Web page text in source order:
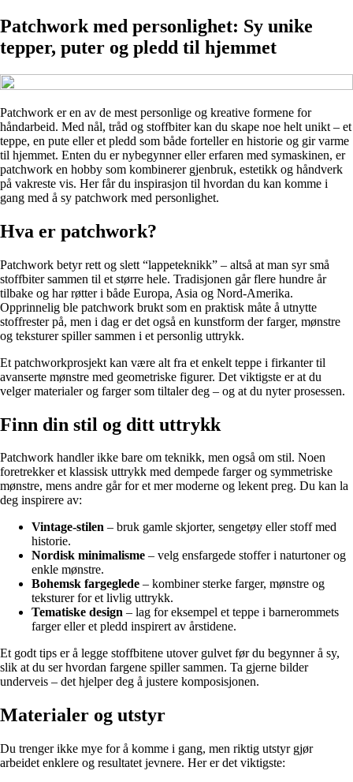
Patchwork med personlighet: Sy unike
tepper, puter og pledd til hjemmet
Patchwork er en av de mest personlige og kreative formene for
håndarbeid. Med nål, tråd og stoffbiter kan du skape noe helt unikt – et
teppe, en pute eller et pledd som både forteller en historie og gir varme
til hjemmet. Enten du er nybegynner eller erfaren med symaskinen, er
patchwork en hobby som kombinerer gjenbruk, estetikk og håndverk
på vakreste vis. Her får du inspirasjon til hvordan du kan komme i
gang med å sy patchwork med personlighet.
Hva er patchwork?
Patchwork betyr rett og slett “lappeteknikk” – altså at man syr små
stoffbiter sammen til et større hele. Tradisjonen går flere hundre år
tilbake og har røtter i både Europa, Asia og Nord-Amerika.
Opprinnelig ble patchwork brukt som en praktisk måte å utnytte
stoffrester på, men i dag er det også en kunstform der farger, mønstre
og teksturer spiller sammen i et personlig uttrykk.
Et patchworkprosjekt kan være alt fra et enkelt teppe i firkanter til
avanserte mønstre med geometriske figurer. Det viktigste er at du
velger materialer og farger som tiltaler deg – og at du nyter prosessen.
Finn din stil og ditt uttrykk
Patchwork handler ikke bare om teknikk, men også om stil. Noen
foretrekker et klassisk uttrykk med dempede farger og symmetriske
mønstre, mens andre går for et mer moderne og lekent preg. Du kan la
deg inspirere av:
Vintage-stilen – bruk gamle skjorter, sengetøy eller stoff med
historie.
Nordisk minimalisme – velg ensfargede stoffer i naturtoner og
enkle mønstre.
Bohemsk fargeglede – kombiner sterke farger, mønstre og
teksturer for et livlig uttrykk.
Tematiske design – lag for eksempel et teppe i barnerommets
farger eller et pledd inspirert av årstidene.
Et godt tips er å legge stoffbitene utover gulvet før du begynner å sy,
slik at du ser hvordan fargene spiller sammen. Ta gjerne bilder
underveis – det hjelper deg å justere komposisjonen.
Materialer og utstyr
Du trenger ikke mye for å komme i gang, men riktig utstyr gjør
arbeidet enklere og resultatet jevnere. Her er det viktigste: